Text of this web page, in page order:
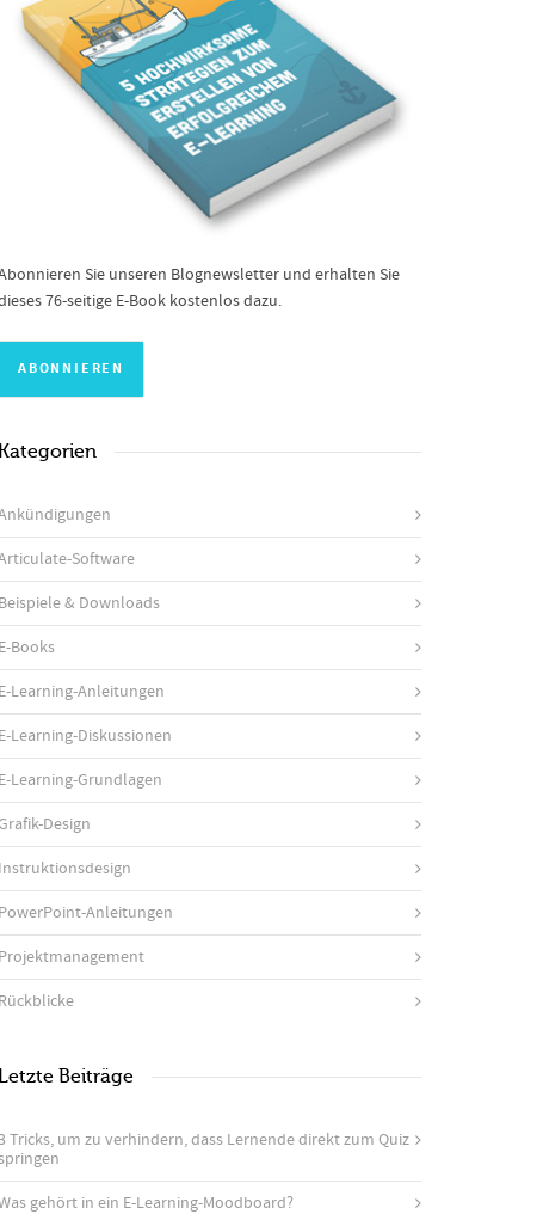
Sie unseren Blognewsletter und erhalten Sie
76-seitige E-Book kostenlos dazu.
Software
Beispiele & Downloads
E-Books
E-Learning-Anleitungen
E-Learning-Diskussionen
E-Learning-Grundlagen
Design
Instruktionsdesign
PowerPoint-Anleitungen
Projektmanagement
Rückblicke
Beiträge
Tricks, um zu verhindern, dass Lernende direkt zum Quiz
gehört in ein E-Learning-Moodboard?